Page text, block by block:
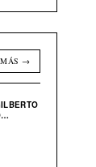
MÁS →